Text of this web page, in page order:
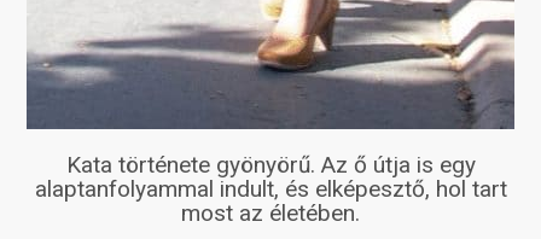
Kata története gyönyörű. Az ő útja is egy
alaptanfolyammal indult, és elképesztő, hol tart
most az életében.